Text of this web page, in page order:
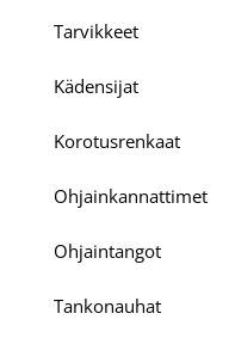
Tarvikkeet
Kädensijat
Korotusrenkaat
Ohjainkannattimet
Ohjaintangot
Tankonauhat